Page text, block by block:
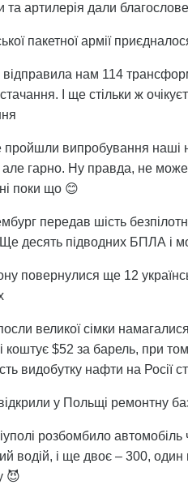
та артилерія дали
пакетної армії
відправила нам 114
І ще стільки ж
пройшли випробування наші
гарно. Ну правда, не
поки що 😊
передав шість
десять підводних БПЛА і
повернулися ще 12
посли великої сімки
коштує $52 за барель, при
видобутку нафти на Росії
у Польщі ремонтну
розбомбило
водій, і ще двоє – 300, один
😈